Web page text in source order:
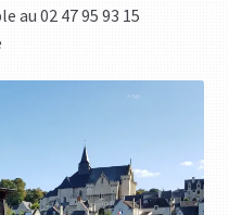
au 02 47 95 93 15